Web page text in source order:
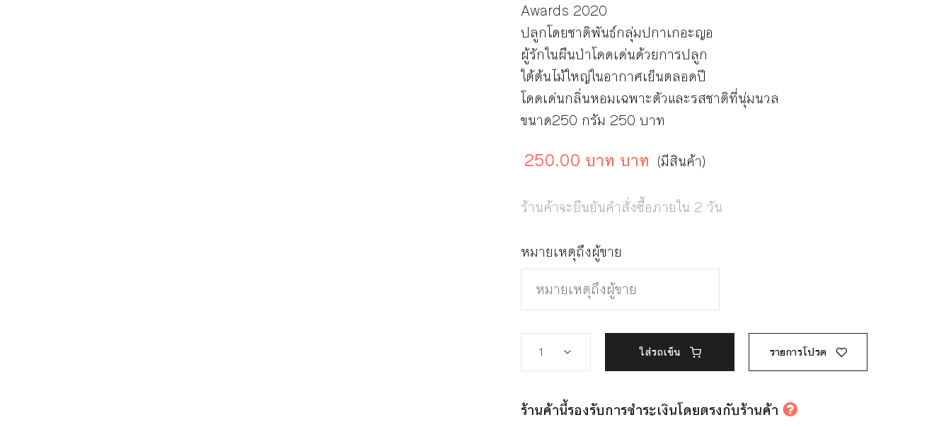
Awards 2020
ปลูกโดยชาติพันธ์กลุ่มปกาเกอะญอ
ผู้รักในผืนป่าโดดเด่นด้วยการปลูก
ใต้ต้นไม้ใหญ่ในอากาศเย็นตลอดปี
โดดเด่นกลิ่นหอมเฉพาะตัวและรสชาติที่นุ่มนวล
ขนาด250 กรัม 250 บาท
250.00 บาท บาท (มีสินค้า)
ร้านค้าจะยืนยันคำสั่งซื้อภายใน 2 วัน
หมายเหตุถึงผู้ขาย
ใส่รถเข็น รายการโปรด
ร้านค้านี้รองรับการชำระเงินโดยตรงกับร้านค้า